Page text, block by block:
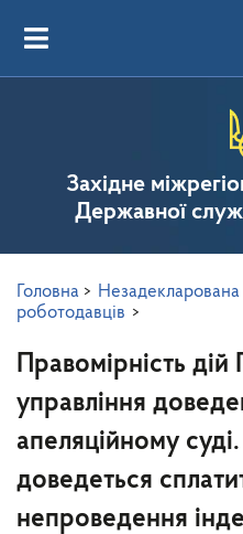
Західне
Державної
Головна >
роботодавців >
Правомірність дій
управління
апеляційному
доведеться
непроведення